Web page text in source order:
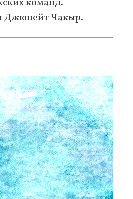
Джюнейт Чакыр.